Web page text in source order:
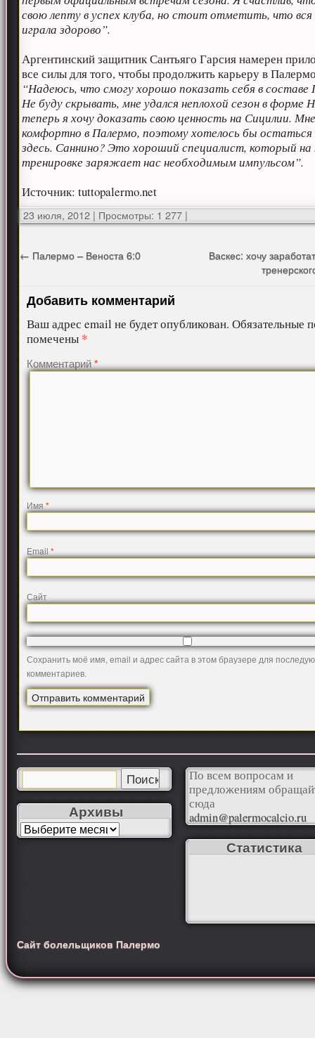
свою лепту в успех клуба, но стоит отметить, что
играла здорово”.
Аргентинский защитник Сантьяго Гарсия намерен
все силы для того, чтобы продолжить карьеру в
“Надеюсь, что смогу хорошо показать себя в составе
Не буду скрывать, мне удался неплохой сезон в форме
теперь я хочу доказать свою ценность на Сицилии.
комфортно в Палермо, поэтому хотелось бы остаться
здесь. Саннино? Это хороший специалист, который
тренировке заряжает нас необходимым импульсом”.
Источник: tuttopalermo.net
23 июля, 2012 | Просмотры: 1 277 |
← Палермо – Веноста 6:0
Васкес: хочу
Добавить комментарий
Ваш адрес email не будет опубликован. Обязательные
помечены *
Комментарий*
Имя*
Email*
Сайт
Сохранить моё имя, email и адрес сайта в этом браузере для
комментариев.
Архивы
По всем вопросам и
предложениям
сюда
admin@palermocalcio.ru
Статистика
Сайт болельщиков Палермо